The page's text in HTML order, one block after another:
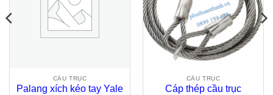
CẦU TRỤC
Palang xích kéo tay Yale
CẦU TRỤC
Cáp thép cầu trục